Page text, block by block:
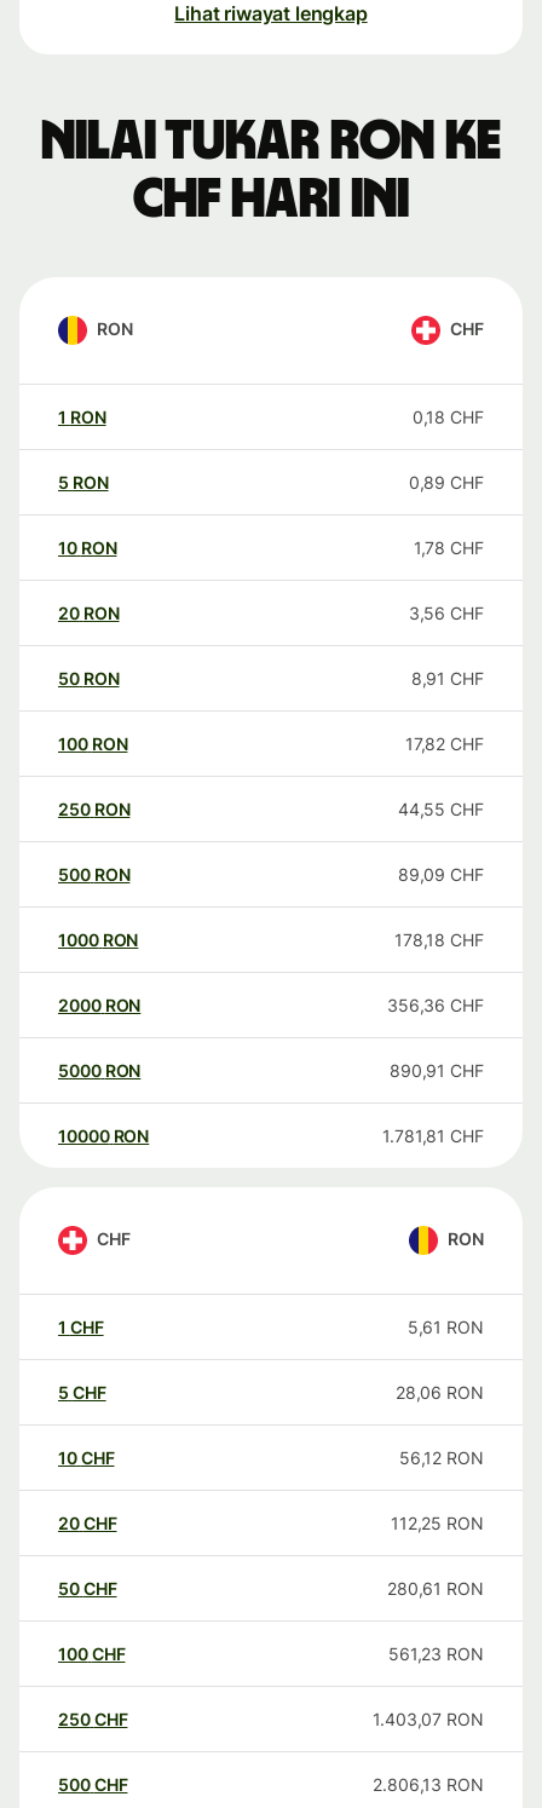
Lihat riwayat lengkap
Nilai tukar RON ke
CHF hari ini
RON CHF
1 RON 0,18 CHF
5 RON 0,89 CHF
10 RON 1,78 CHF
20 RON 3,56 CHF
50 RON 8,91 CHF
100 RON 17,82 CHF
250 RON 44,55 CHF
500 RON 89,09 CHF
1000 RON 178,18 CHF
2000 RON 356,36 CHF
5000 RON 890,91 CHF
10000 RON 1.781,81 CHF
CHF RON
1 CHF 5,61 RON
5 CHF 28,06 RON
10CHF 56,12 RON
20CHF 112,25 RON
50CHF 280,61 RON
100CHF 561,23 RON
250CHF 1.403,07 RON
500CHF 2.806,13 RON